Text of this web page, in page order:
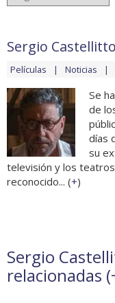
Sergio Castellitto
Películas Noticias
Se
de
días
su
televisión y los
reconocido... (+)
Sergio
relacionadas (